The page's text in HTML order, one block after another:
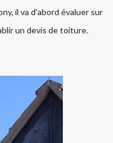
il va d’abord évaluer sur
un devis de toiture.